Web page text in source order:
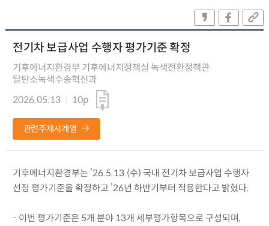
전기차 보급사업 수행자 평가기준 확정
기후에너지환경부 기후에너지정책실 녹색전환정책관
탈탄소녹색수송혁신과
2026.05.13
10p
관련주제시계열
기후에너지환경부는 ’26.5.13.(수) 국내 전기차 보급사업 수행자
선정 평가기준을 확정하고 ’26년 하반기부터 적용한다고 밝혔다.
- 이번 평가기준은 5개 분야 13개 세부평가항목으로 구성되며,